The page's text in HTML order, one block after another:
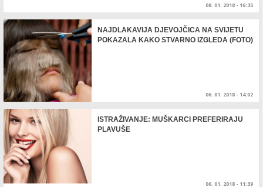
08. 01. 2018 - 16:35
NAJDLAKAVIJA DJEVOJČICA NA SVIJETU
POKAZALA KAKO STVARNO IZGLEDA (FOTO)
06. 01. 2018 - 14:02
ISTRAŽIVANJE: MUŠKARCI PREFERIRAJU
PLAVUŠE
06. 01. 2018 - 11:39